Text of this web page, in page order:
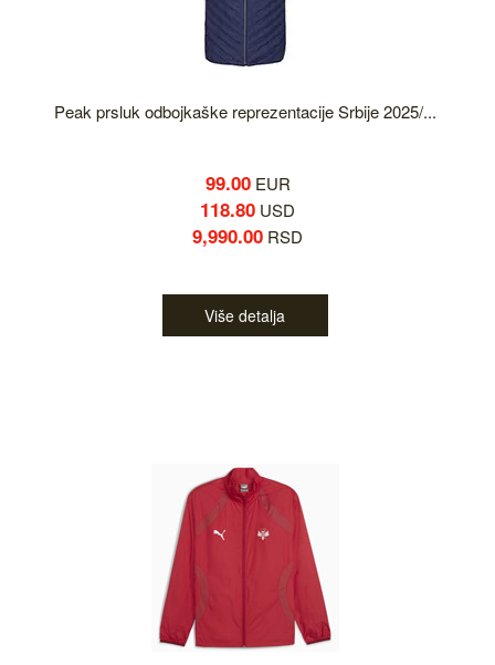
Peak prsluk odbojkaške reprezentacije Srbije 2025/...
99.00EUR
118.80 USD
9,990.00 RSD
Više detalja